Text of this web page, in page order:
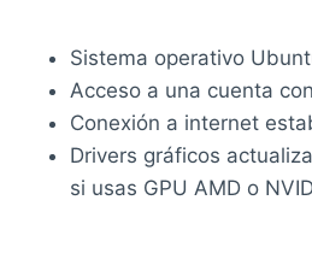
Sistema operativo
Acceso a una cuenta
Conexión a internet
Drivers gráficos
si usas GPU AMD o